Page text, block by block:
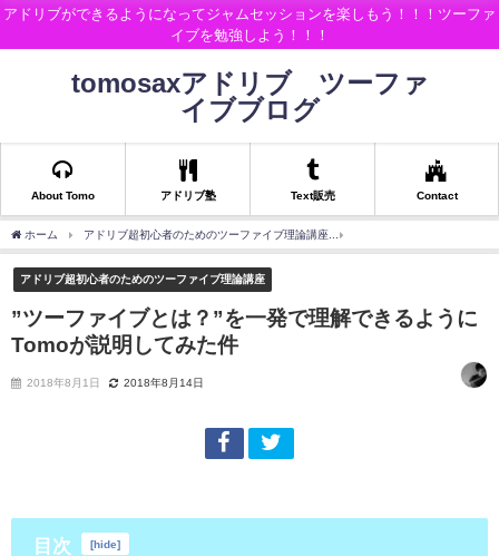
アドリブができるようになってジャムセッションを楽しもう！！！ツーファ
イブを勉強しよう！！！
tomosaxアドリブ ツーファ
イブブログ
About Tomo アドリブ塾 Text販売 Contact
ホーム アドリブ超初心者のためのツーファイブ理論講座
アドリブ超初心者のためのツーファイブ理論講座
”ツーファイブとは？”を一発で理解できるように
Tomoが説明してみた件
2018年8月1日 2018年8月14日
目次 [hide]